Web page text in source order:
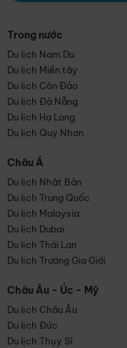
Trong nước
Du lịch Nam Du
Du lịch Miền tây
Du lịch Côn Đảo
Du lịch Đà Nẵng
Du lịch Hạ Long
Du lịch Quy Nhơn
Châu Á
Du lịch Nhật Bản
Du lịch Trung Quốc
Du lịch Malaysia
Du lịch Dubai
Du lịch Thái Lan
Du lịch Trương Gia Giới
Châu Âu - Úc - Mỹ
Du lịch Châu Âu
Du lịch Đức
Du lịch Thụy Sĩ